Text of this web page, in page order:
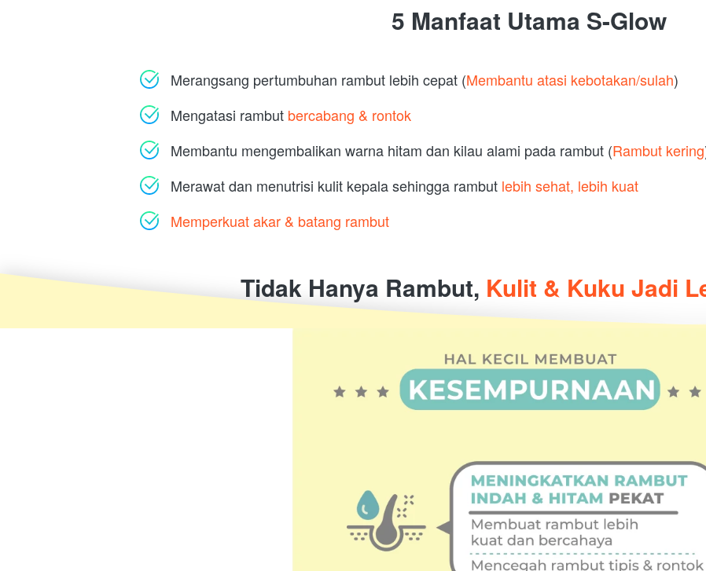
5 Manfaat Utama S-Glow
Merangsang pertumbuhan rambut lebih cepat (Membantu atasi kebotakan/sulah)
Mengatasi rambut bercabang & rontok
Membantu mengembalikan warna hitam dan kilau alami pada rambut (Rambut kering
Merawat dan menutrisi kulit kepala sehingga rambut lebih sehat, lebih kuat
Memperkuat akar & batang rambut
Tidak Hanya Rambut, Kulit & Kuku Jadi